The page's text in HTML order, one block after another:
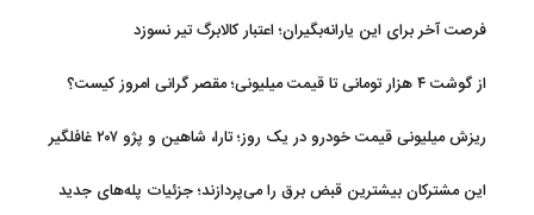
فرصت آخر برای این یارانه‌بگیران؛ اعتبار کالابرگ تیر نسوزد
از گوشت ۴ هزار تومانی تا قیمت میلیونی؛ مقصر گرانی امروز کیست؟
ریزش میلیونی قیمت خودرو در یک روز؛ تارا، شاهین و پژو ۲۰۷ غافلگیر
این مشترکان بیشترین قبض برق را می‌پردازند؛ جزئیات پله‌های جدید